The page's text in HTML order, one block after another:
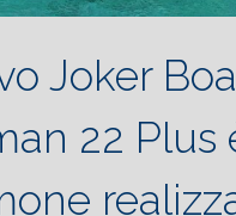
Joker
22 Plus